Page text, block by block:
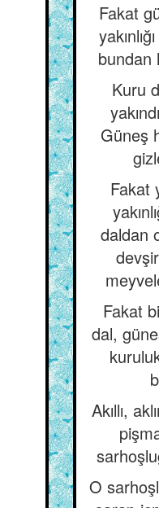
Fakat
bundan
Kuru
Güneş
Fakat
daldan
Fakat
dal,
Akıllı,
O